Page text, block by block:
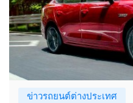
ข่าวรถยนต์ต่างประเทศ